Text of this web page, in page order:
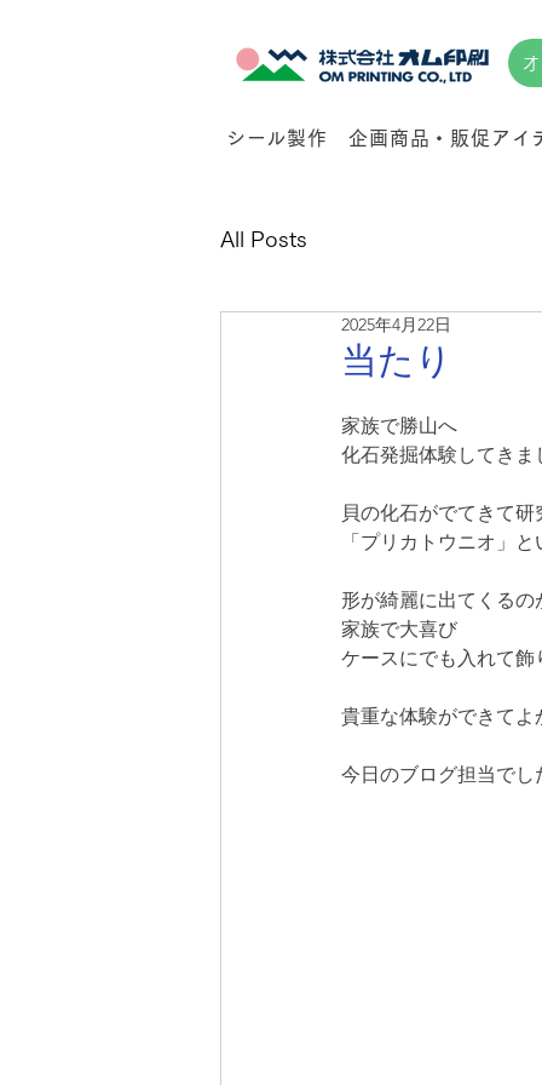
シール製作 企画商品・販促アイ
All Posts
当たり
2025年4月22日
家族で勝山へ
化石発掘体験してきま
貝の化石がでてきて
「プリカトウニオ」
形が綺麗に出てくるの
家族で大喜び
ケースにでも入れて飾
貴重な体験ができてよ
今日のブログ担当でし